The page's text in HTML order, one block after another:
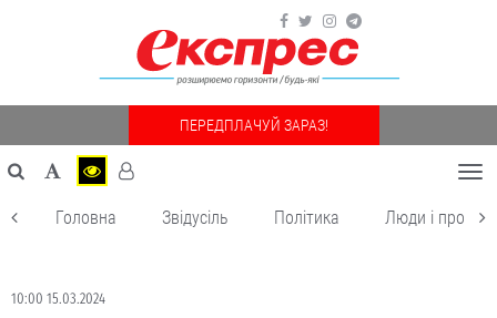
ПЕРЕДПЛАЧУЙ ЗАРАЗ!
Головна Звідусіль Політика Люди і
10:00 15.03.2024